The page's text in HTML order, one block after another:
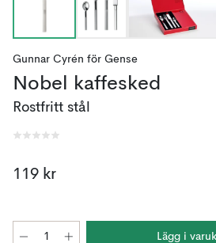
Gunnar Cyrén för Gense
Nobel kaffesked
Rostfritt stål
119 kr
Lägg i